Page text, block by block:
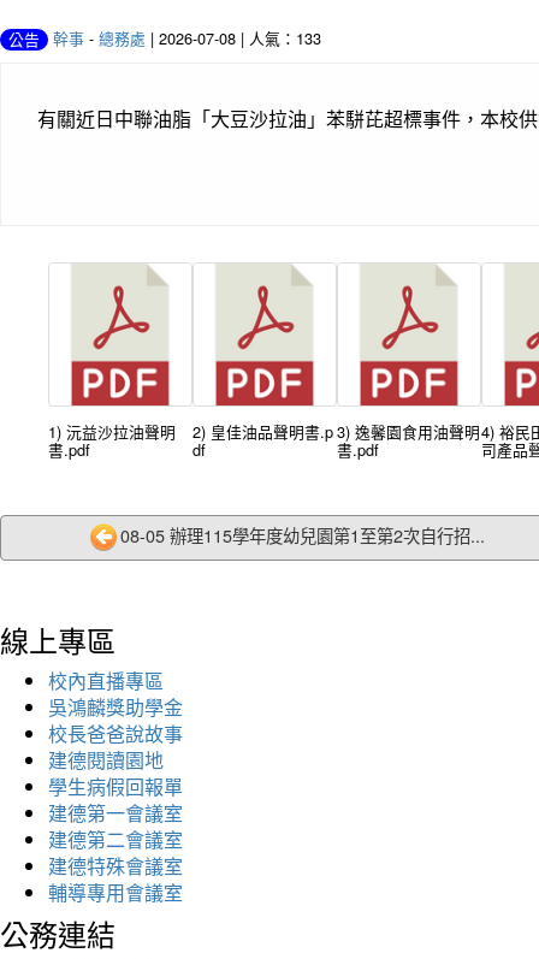
公告 幹事 - 總務處 | 2026-07-08 | 人氣：133
有關近日中聯油脂「大豆沙拉油」苯駢芘超標事件，本校
1) 沅益沙拉油聲明
書.pdf
2) 皇佳油品聲明書.p
df
3) 逸馨園食用油聲明
書.pdf
4) 裕民
司產品
08-05 辦理115學年度幼兒園第1至第2次自行招...
線上專區
校內直播專區
吳鴻麟獎助學金
校長爸爸說故事
建德閱讀園地
學生病假回報單
建德第一會議室
建德第二會議室
建德特殊會議室
輔導專用會議室
公務連結